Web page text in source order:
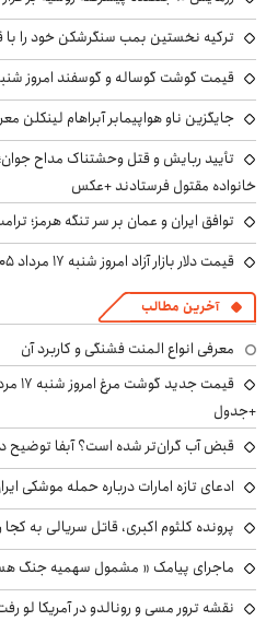
ترکیه نخستین بمب سنگرشکن خود را با
قیمت گوشت گوساله و گوسفند امروز شنبه ۱۷ مرداد ۱۴۰۵
جایگزین ناو هواپیمابر آبراهام لینکلن
تأیید ربایش و قتل وحشتناک مداح
خانواده مقتول فرستادند +عکس
توافق ایران و عمان بر سر تنگه هرمز؛
قیمت دلار بازار آزاد امروز شنبه ۱۷ مرداد ۱۴۰۵
آخرین مطالب
معرفی انواع المنت فشنگی و کاربرد آن
+جدول
قبض آب گران‌تر شده است؟ آبفا توضیح
ادعای تازه امارات درباره حمله موشکی
پرونده کلثوم اکبری، قاتل سریالی به
ماجرای پیامک « مشمول سهمیه جنگ
نقشه ترور مسی و رونالدو در آمریکا لو